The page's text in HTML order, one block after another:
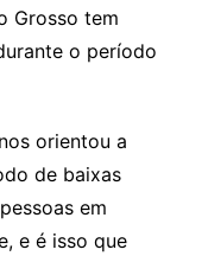
Grosso tem
o período
orientou a
de baixas
em
e é isso que